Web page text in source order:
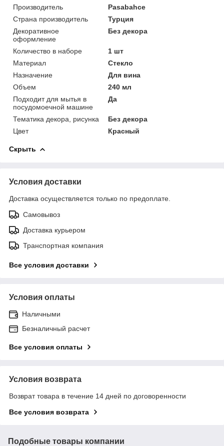
Производитель
Pasabahce
Страна производитель
Турция
Декоративное
оформление
Без декора
Количество в наборе
1 шт
Материал
Стекло
Назначение
Для вина
Объем
240 мл
Подходит для мытья в
посудомоечной машине
Да
Тематика декора, рисунка
Без декора
Цвет
Красный
Скрыть
Условия доставки
Доставка осуществляется только по предоплате.
Самовывоз
Доставка курьером
Транспортная компания
Все условия доставки
Условия оплаты
Наличными
Безналичный расчет
Все условия оплаты
Условия возврата
Возврат товара в течение 14 дней по договоренности
Все условия возврата
Подобные товары компании